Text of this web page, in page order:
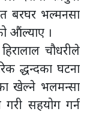
बरघर भल्मनसा
औंल्याए ।
चौधरीले
द्धन्दका घटना
खेल्ने भलमन्सा
गरी सहयोग गर्न